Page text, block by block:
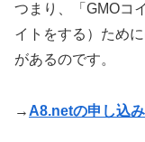
つまり、「GMOコ
イトをする）ために
があるのです。
→ A8.netの申し込